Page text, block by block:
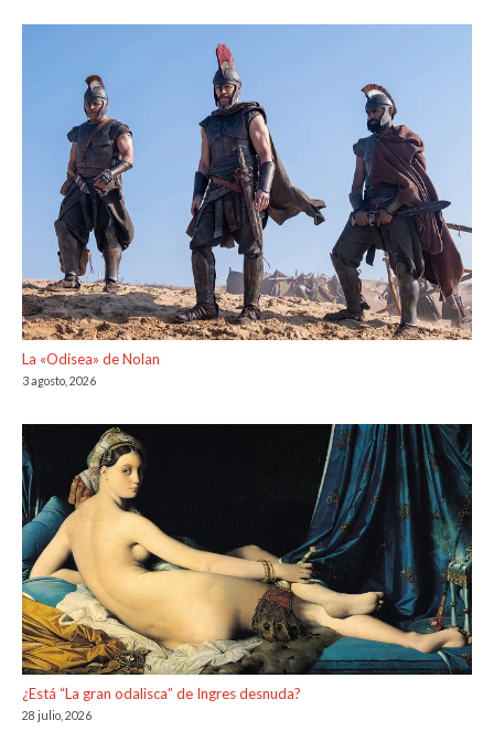
La «Odisea» de Nolan
3 agosto, 2026
¿Está “La gran odalisca” de Ingres desnuda?
28 julio, 2026